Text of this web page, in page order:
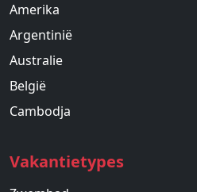
Amerika
Argentinië
Australie
België
Cambodja
Vakantietypes